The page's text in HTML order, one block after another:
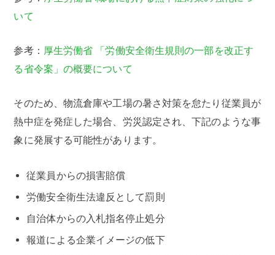
いて
参考： 厚生労働省 「労働安全衛生規則の一部を改正す
る省令案」の概要について
そのため、物流倉庫や工場の暑さ対策を怠たり従業員が
熱中症を発症した場合、労災認定され、下記のような事
象に発展する可能性があります。
従業員からの損害賠償
労働安全衛生法違反として罰則
自治体からの入札指名停止処分
報道による企業イメージの低下